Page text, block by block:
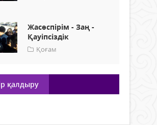
Жасөспірім - Заң -
Қауіпсіздік
Қоғам
қалдыру